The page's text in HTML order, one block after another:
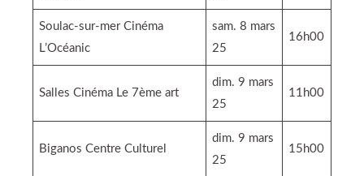
Soulac-sur-mer Cinéma
L’Océanic
sam. 8 mars
25
16h00
Salles Cinéma Le 7ème art
dim. 9 mars
25
11h00
Biganos Centre Culturel
dim. 9 mars
25
15h00